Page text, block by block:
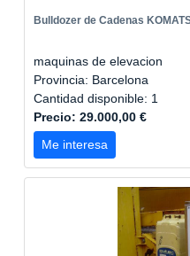
Bulldozer de Cadenas
maquinas de elevacion
Provincia: Barcelona
Cantidad disponible: 1
Precio: 29.000,00 €
Me interesa